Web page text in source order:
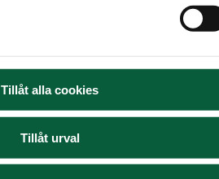
Tillåt alla cookies
Tillåt urval